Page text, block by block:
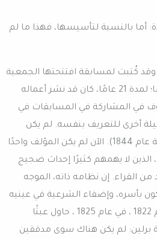
أما بالنسبة لتأسيسها، فهذا ما لم
تاريخ مذكرات شوبنهاور حول أساس الأخلاق إلى عام 1840: وقد كُتبت لمسابقة افتتحتها الجمعية
الملكية في الدنمارك. كان عمر المؤلف آنذاك اثنين وخمسين عامًا؛ لمدة 21 عامًا، كان قد نشر أعماله
في المشاركة في المسابقات في
أخرى للتعريف بنفسه. لم يكن
عمله العظيم قد قرأ: الطبعة الأولى لم تنفد بعد (الطبعة الثانية عام 1844). الآن لم يكن المؤلف واحدًا
الذين لا يهمهم كثيرًا إحداث ضجيج
القراء. إن نظامه ذاته، الموجه
بأسره، وإضفاء الشرعية في عينيه
على رغبته في الشعبية. أيضا لغزوها، لم يهمل أي شيء. في عام 1822 ، في عام 1825 ، حاول عبثًا
برلين: لم يكن هناك سوى مدققين